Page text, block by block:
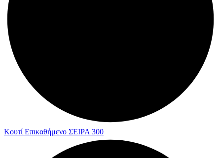
Κουτί Επικαθήμενο ΣΕΙΡΑ 300